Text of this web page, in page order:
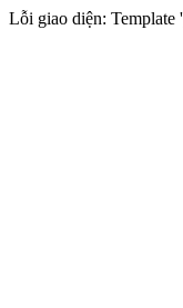
Lỗi giao diện: Template